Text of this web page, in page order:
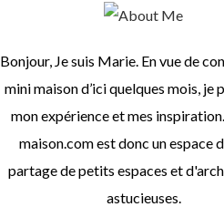
Bonjour, Je suis Marie. En vue de
mini maison d’ici quelques mois, je
mon expérience et mes
maison.com est donc un espace
partage de petits espaces et
astucieuses.